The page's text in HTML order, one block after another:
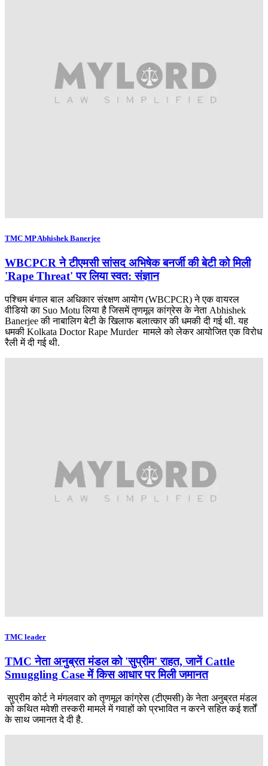
TMC MP Abhishek Banerjee
WBCPCR ने टीएमसी सांसद अभिषेक बनर्जी की बेटी को मिली
'Rape Threat' पर लिया स्वत: संज्ञान
पश्चिम बंगाल बाल अधिकार संरक्षण आयोग (WBCPCR) ने एक वायरल
वीडियो का Suo Motu लिया है जिसमें तृणमूल कांग्रेस के नेता Abhishek
Banerjee की नाबालिग बेटी के खिलाफ बलात्कार की धमकी दी गई थी. यह
धमकी Kolkata Doctor Rape Murder मामले को लेकर आयोजित एक विरोध
रैली में दी गई थी.
TMC leader
TMC नेता अनुब्रत मंडल को 'सुप्रीम' राहत, जानें Cattle
Smuggling Case में किस आधार पर मिली जमानत
सुप्रीम कोर्ट ने मंगलवार को तृणमूल कांग्रेस (टीएमसी) के नेता अनुब्रत मंडल
को कथित मवेशी तस्करी मामले में गवाहों को प्रभावित न करने सहित कई शर्तों
के साथ जमानत दे दी है.